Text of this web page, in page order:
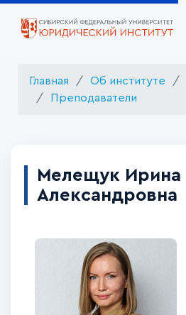
Главная Об институте
Преподаватели
Мелещук Ирина
Александровна